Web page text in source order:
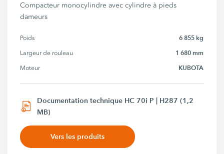
Compacteur monocylindre avec cylindre à pieds
dameurs
Poids 6 855 kg
Largeur de rouleau 1 680 mm
Moteur KUBOTA
Documentation technique HC 70i P | H287 (1,2
MB)
Vers les produits